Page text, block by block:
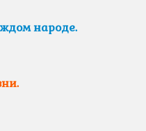
народе.